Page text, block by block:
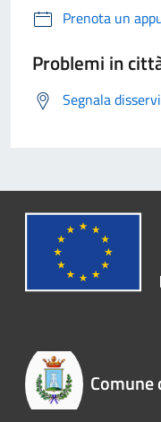
Prenota un
Problemi in
Segnala
Comune